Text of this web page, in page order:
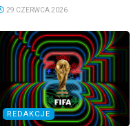
29 CZERWCA 2026
REDAKCJE